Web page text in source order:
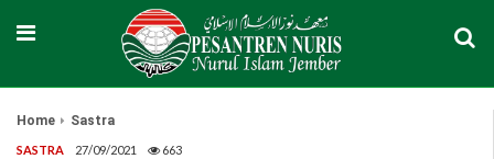
Home Sastra
SASTRA 27/09/2021 663